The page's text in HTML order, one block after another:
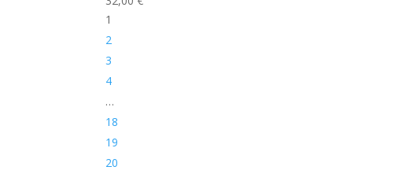
1
2
3
4
…
18
19
20